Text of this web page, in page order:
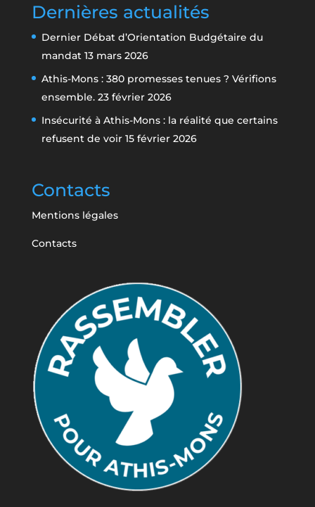
Dernières actualités
Dernier Débat d’Orientation Budgétaire du
mandat 13 mars 2026
Athis-Mons : 380 promesses tenues ? Vérifions
ensemble. 23 février 2026
Insécurité à Athis-Mons : la réalité que certains
refusent de voir 15 février 2026
Contacts
Mentions légales
Contacts